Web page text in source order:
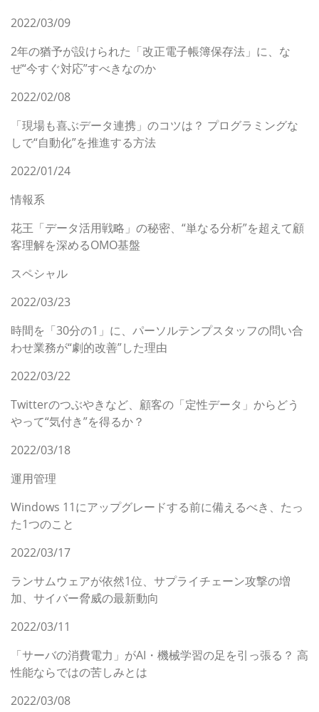
2022/03/09
2年の猶予が設けられた「改正電子帳簿保存法」に、な
ぜ“今すぐ対応”すべきなのか
2022/02/08
「現場も喜ぶデータ連携」のコツは？ プログラミングな
しで“自動化”を推進する方法
2022/01/24
情報系
花王「データ活用戦略」の秘密、“単なる分析”を超えて顧
客理解を深めるOMO基盤
スペシャル
2022/03/23
時間を「30分の1」に、パーソルテンプスタッフの問い合
わせ業務が“劇的改善”した理由
2022/03/22
Twitterのつぶやきなど、顧客の「定性データ」からどう
やって“気付き”を得るか？
2022/03/18
運用管理
Windows 11にアップグレードする前に備えるべき、たっ
た1つのこと
2022/03/17
ランサムウェアが依然1位、サプライチェーン攻撃の増
加、サイバー脅威の最新動向
2022/03/11
「サーバの消費電力」がAI・機械学習の足を引っ張る？ 高
性能ならではの苦しみとは
2022/03/08